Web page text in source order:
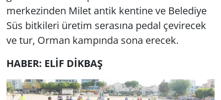
merkezinden Milet antik kentine ve Belediye
Süs bitkileri üretim serasına pedal çevirecek
ve tur, Orman kampında sona erecek.
HABER: ELİF DİKBAŞ